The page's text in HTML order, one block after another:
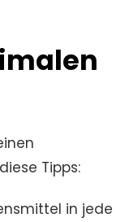
Tipps:
in jede